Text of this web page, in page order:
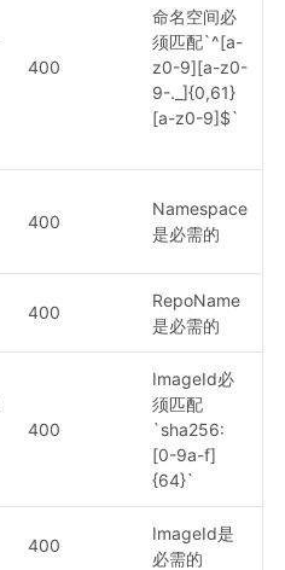
400
命名空间必
须匹配`^[a-
z0-9][a-z0-
9-._]{0,61}
[a-z0-9]$`
400
Namespace
是必需的
400
RepoName
是必需的
400
ImageId必
须匹配
`sha256:
[0-9a-f]
{64}`
400
ImageId是
必需的